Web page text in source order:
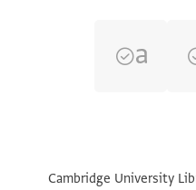
تكبير و تدوير
Cambridge University